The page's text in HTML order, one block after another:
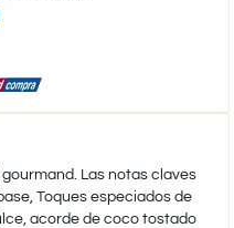
Las notas claves
Toques especiados de
acorde de coco tostado